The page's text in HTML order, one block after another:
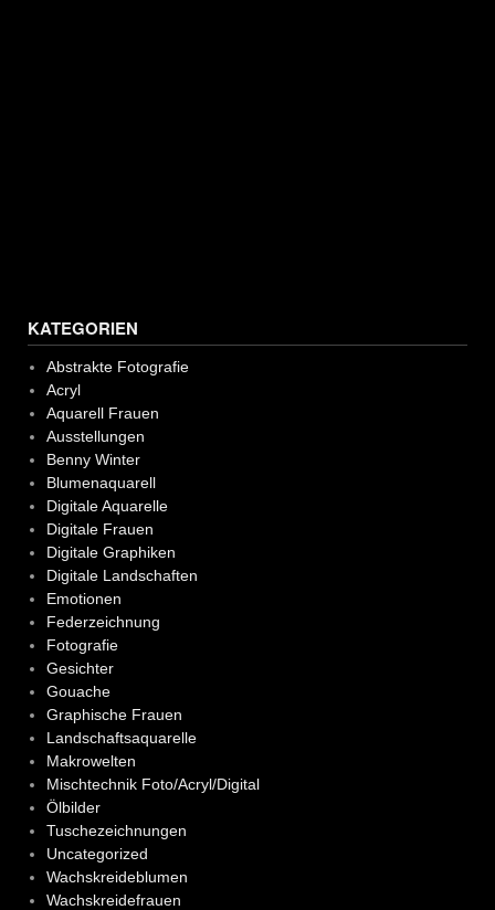
KATEGORIEN
Abstrakte Fotografie
Acryl
Aquarell Frauen
Ausstellungen
Benny Winter
Blumenaquarell
Digitale Aquarelle
Digitale Frauen
Digitale Graphiken
Digitale Landschaften
Emotionen
Federzeichnung
Fotografie
Gesichter
Gouache
Graphische Frauen
Landschaftsaquarelle
Makrowelten
Mischtechnik Foto/Acryl/Digital
Ölbilder
Tuschezeichnungen
Uncategorized
Wachskreideblumen
Wachskreidefrauen